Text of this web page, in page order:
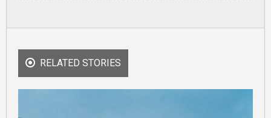
RELATED STORIES